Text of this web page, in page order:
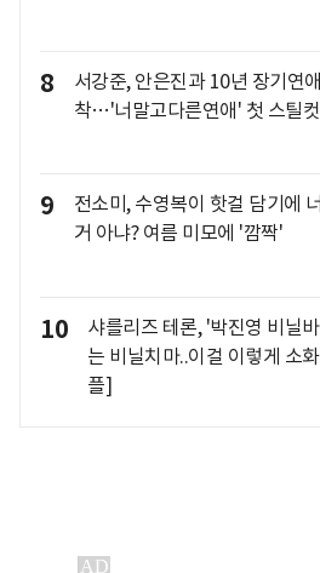
8
서강준, 안은진과 10년 장기연
착…'너말고다른연애' 첫 스틸
9
전소미, 수영복이 핫걸 담기에
거 아냐? 여름 미모에 '깜짝'
10
샤를리즈 테론, '박진영 비닐
는 비닐치마..이걸 이렇게 소
플]